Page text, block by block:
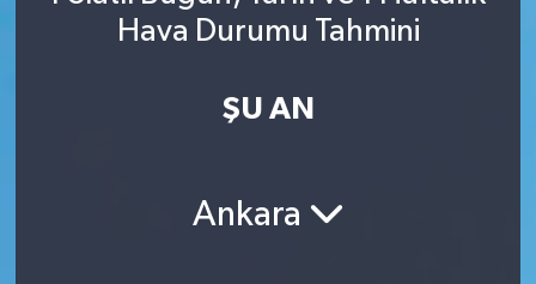
Hava Durumu Tahmini
ŞU AN
Ankara